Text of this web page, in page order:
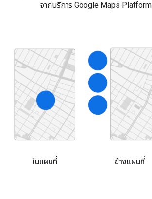
จากบริการ Google Maps Platform
ในแผนที่ ข้างแผนที่